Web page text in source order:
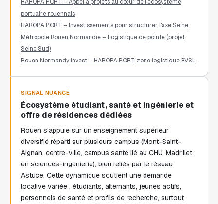
HAROPA PORT – Appel à projets au cœur de l'écosystème
portuaire rouennais
HAROPA PORT – Investissements pour structurer l'axe Seine
Métropole Rouen Normandie – Logistique de pointe (projet
Seine Sud)
Rouen Normandy Invest – HAROPA PORT, zone logistique RVSL
SIGNAL NUANCÉ
Écosystème étudiant, santé et ingénierie et
offre de résidences dédiées
Rouen s'appuie sur un enseignement supérieur
diversifié réparti sur plusieurs campus (Mont-Saint-
Aignan, centre-ville, campus santé lié au CHU, Madrillet
en sciences-ingénierie), bien reliés par le réseau
Astuce. Cette dynamique soutient une demande
locative variée : étudiants, alternants, jeunes actifs,
personnels de santé et profils de recherche, surtout